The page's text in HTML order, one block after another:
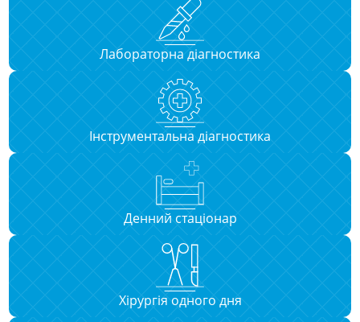
Лабораторна діагностика
Інструментальна діагностика
Денний стаціонар
Хірургія одного дня